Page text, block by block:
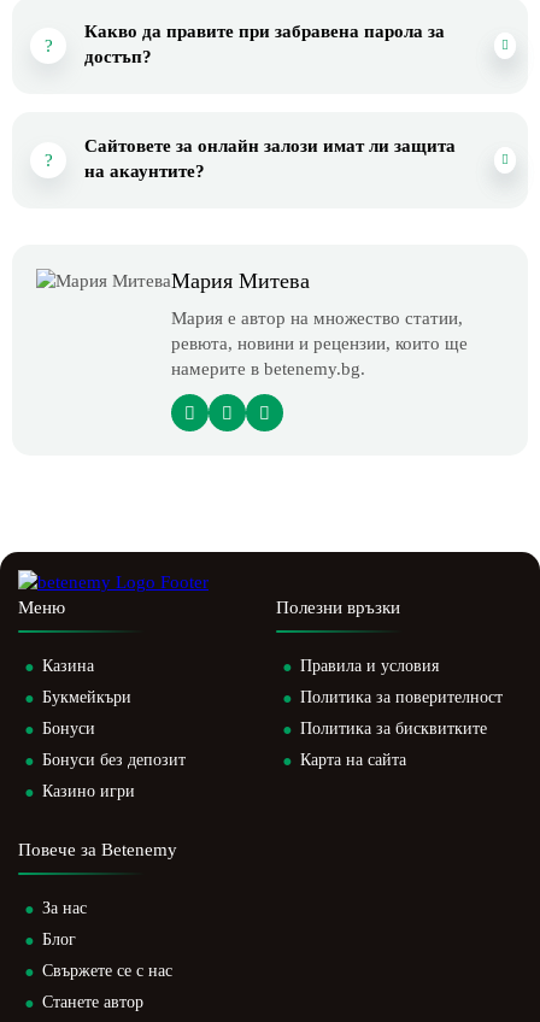
Какво да правите при забравена парола за
достъп?
Сайтовете за онлайн залози имат ли защита
на акаунтите?
Мария Митева
Мария е автор на множество статии,
ревюта, новини и рецензии, които ще
намерите в betenemy.bg.
Меню
Казина
Букмейкъри
Бонуси
Бонуси без депозит
Казино игри
Полезни връзки
Правила и условия
Политика за поверителност
Политика за бисквитките
Карта на сайта
Повече за Betenemy
За нас
Блог
Свържете се с нас
Станете автор